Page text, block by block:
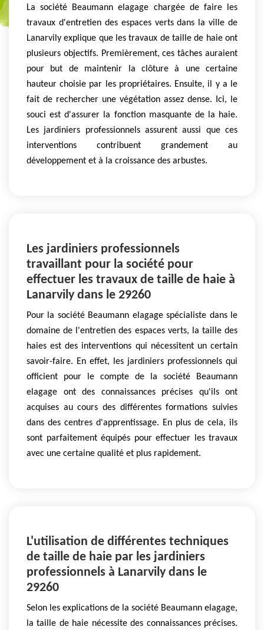
La société Beaumann elagage chargée de faire les
travaux d'entretien des espaces verts dans la ville de
Lanarvily explique que les travaux de taille de haie ont
plusieurs objectifs. Premièrement, ces tâches auraient
pour but de maintenir la clôture à une certaine
hauteur choisie par les propriétaires. Ensuite, il y a le
fait de rechercher une végétation assez dense. Ici, le
souci est d'assurer la fonction masquante de la haie.
Les jardiniers professionnels assurent aussi que ces
interventions contribuent grandement au
développement et à la croissance des arbustes.
Les jardiniers professionnels
travaillant pour la société pour
effectuer les travaux de taille de haie à
Lanarvily dans le 29260
Pour la société Beaumann elagage spécialiste dans le
domaine de l'entretien des espaces verts, la taille des
haies est des interventions qui nécessitent un certain
savoir-faire. En effet, les jardiniers professionnels qui
officient pour le compte de la société Beaumann
elagage ont des connaissances précises qu'ils ont
acquises au cours des différentes formations suivies
dans des centres d'apprentissage. En plus de cela, ils
sont parfaitement équipés pour effectuer les travaux
avec une certaine qualité et plus rapidement.
L'utilisation de différentes techniques
de taille de haie par les jardiniers
professionnels à Lanarvily dans le
29260
Selon les explications de la société Beaumann elagage,
la taille de haie nécessite des connaissances précises.